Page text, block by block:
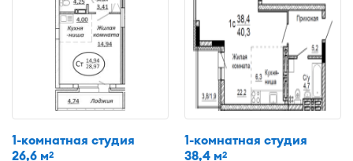
1-комнатная студия
26,6 м2
1-комнатная студия
38,4 м2